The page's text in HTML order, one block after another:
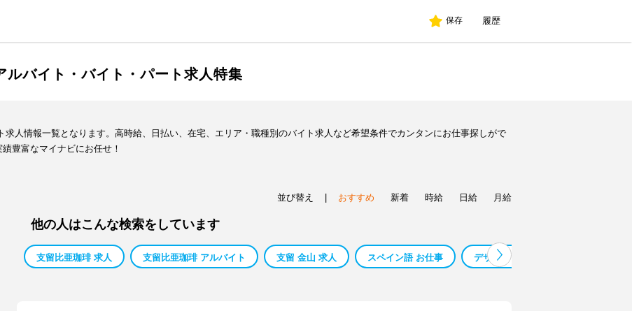
保存 履歴
バイト・バイト・パート求人特集
人情報一覧となります。高時給、日払い、在宅、エリア・職種別のバイト求人など希望条件でカンタンにお仕事探しがで
豊富なマイナビにお任せ！
並び替え おすすめ 新着 時給 日給 月給
他の人はこんな検索をしています
支留比亜珈琲 求人 支留比亜珈琲 アルバイト 支留 金山 求人 スペイン語 お仕事 デザイン 内職